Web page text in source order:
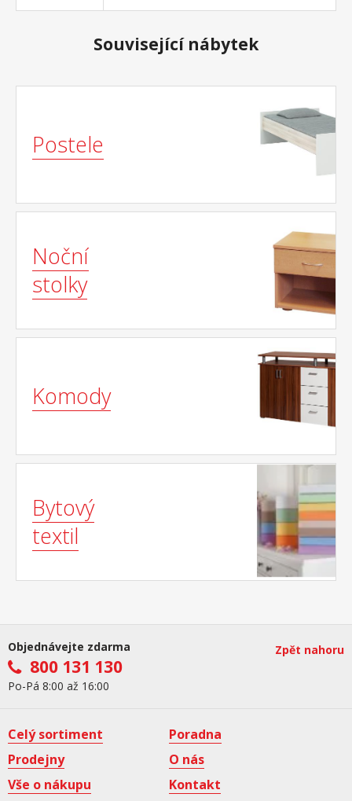
Související nábytek
Postele
Noční
stolky
Komody
Bytový
textil
Objednávejte zdarma
800 131 130
Po-Pá 8:00 až 16:00
Zpět nahoru
Celý sortiment
Poradna
Prodejny
O nás
Vše o nákupu
Kontakt